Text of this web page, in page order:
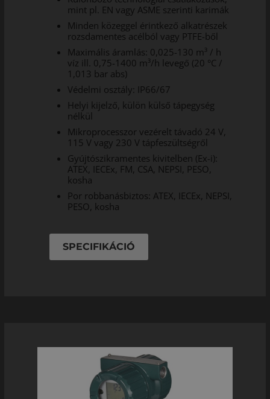
mint pl. EN vagy ASME szerinti karimák
Minden közeggel érintkező alkatrészek
rozsdamentes acélból vagy PTFE-ből
Maximális áramlás: 0,025-130 m³ / h
víz ill. 0,75-1400 m³/h levegő (20 °C /
1,013 bar abs)
Védelmi osztály: IP66/67
Helyi kijelző, külön külső tápegység
nélkül
Mikroprocesszor vezérelt távadó 24 V,
115 V vagy 230 V tápfeszültségről
Gyújtószikramentes kivitelben (Ex-i):
ATEX, IECEx, FM, CSA, NEPSI, PESO,
kosha
Por robbanásbiztos: ATEX, IECEx, NEPSI,
PESO, kosha
SPECIFIKÁCIÓ